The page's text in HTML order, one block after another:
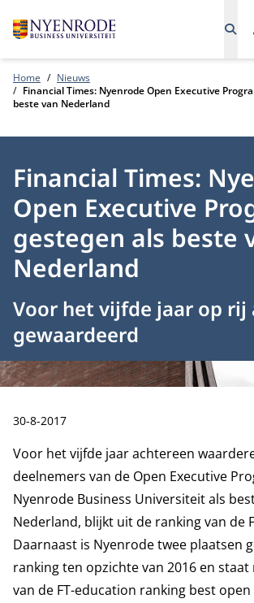
Home
Nieuws
Financial Times: Nyenrode Open Executive
beste van Nederland
Financial Times:
Open Executive
gestegen als beste
Nederland
Voor het vijfde jaar op rij
gewaardeerd
Publicatiedatum:
30-8-2017
Voor het vijfde jaar achtereen
deelnemers van de Open Executive
Nyenrode Business Universiteit als
Nederland, blijkt uit de ranking van de
Daarnaast is Nyenrode twee plaatsen
ranking ten opzichte van 2016 en
van de FT-education ranking best